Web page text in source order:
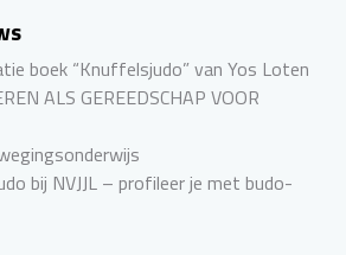
boek “Knuffelsjudo” van Yos Loten
ALS GEREEDSCHAP VOOR
bij NVJJL – profileer je met budo-